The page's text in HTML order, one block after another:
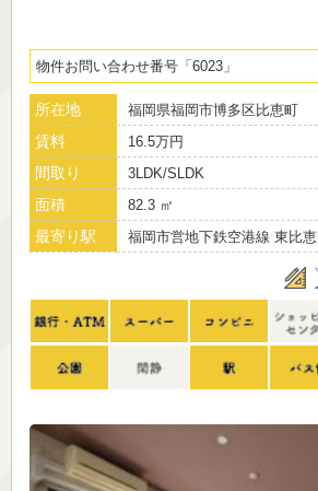
物件お問い合わせ番号 6023
所在地 福岡県福岡市博多区比恵町
賃料 16.5万円
間取り 3LDK/SLDK
面積 82.3 ㎡
最寄り駅 福岡市営地下鉄空港線 東比恵